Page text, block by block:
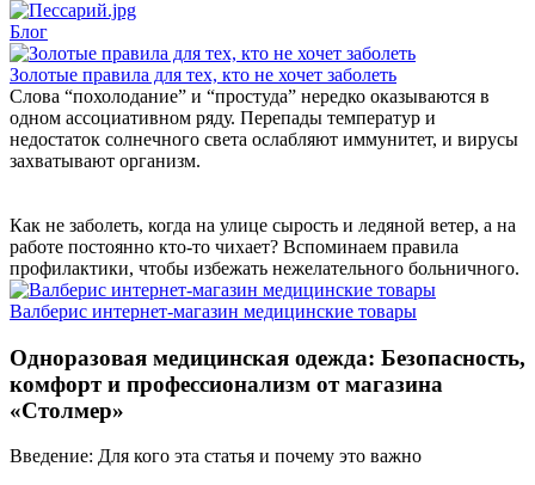
Блог
Золотые правила для тех, кто не хочет заболеть
Слова “похолодание” и “простуда” нередко оказываются в
одном ассоциативном ряду. Перепады температур и
недостаток солнечного света ослабляют иммунитет, и вирусы
захватывают организм.
Как не заболеть, когда на улице сырость и ледяной ветер, а на
работе постоянно кто-то чихает? Вспоминаем правила
профилактики, чтобы избежать нежелательного больничного.
Валберис интернет-магазин медицинские товары
Одноразовая медицинская одежда: Безопасность,
комфорт и профессионализм от магазина
«Столмер»
Введение: Для кого эта статья и почему это важно